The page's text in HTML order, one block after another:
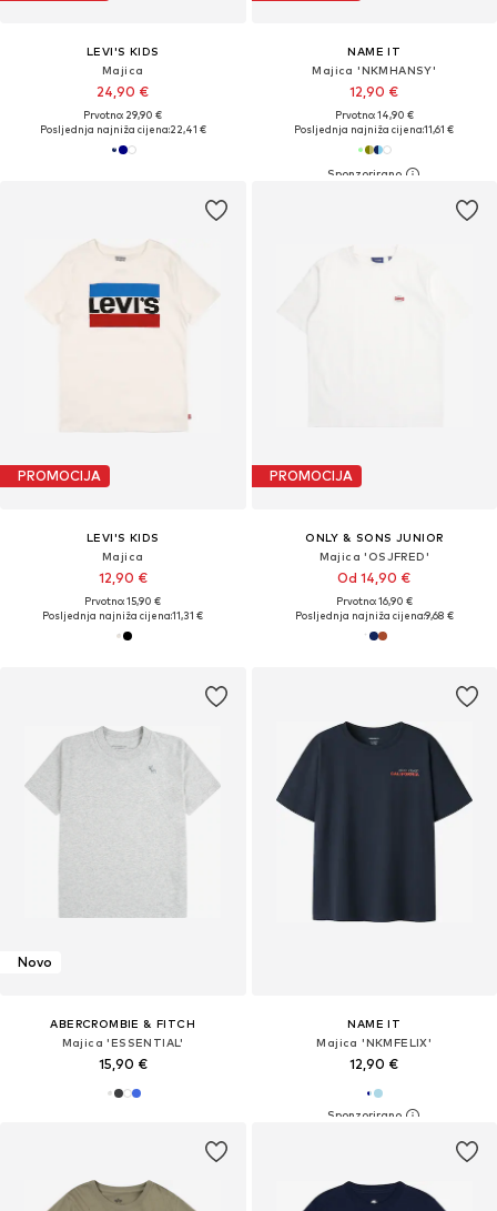
LEVI'S KIDS
Majica
24,90 €
Prvotno: 29,90 €
Posljednja najniža cijena:22,41 €
NAME IT
Majica 'NKMHANSY'
12,90 €
Prvotno: 14,90 €
Posljednja najniža cijena:11,61 €
PROMOCIJA
LEVI'S KIDS
Majica
12,90 €
Prvotno: 15,90 €
Posljednja najniža cijena:11,31 €
PROMOCIJA
ONLY & SONS JUNIOR
Majica 'OSJFRED'
Od 14,90 €
Prvotno: 16,90 €
Posljednja najniža cijena:9,68 €
Novo
ABERCROMBIE & FITCH
Majica 'ESSENTIAL'
15,90 €
NAME IT
Majica 'NKMFELIX'
12,90 €